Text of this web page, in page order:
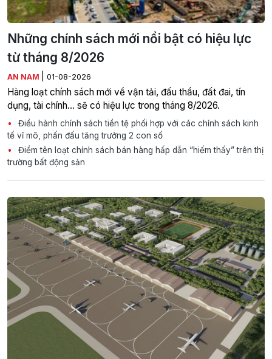
Những chính sách mới nổi bật có hiệu lực
từ tháng 8/2026
AN NAM 01-08-2026
Hàng loạt chính sách mới về vận tải, đấu thầu, đất đai, tín
dụng, tài chính... sẽ có hiệu lực trong tháng 8/2026.
Điều hành chính sách tiền tệ phối hợp với các chính sách kinh
tế vĩ mô, phấn đấu tăng trưởng 2 con số
Điểm tên loạt chính sách bán hàng hấp dẫn “hiếm thấy” trên thị
trường bất động sản